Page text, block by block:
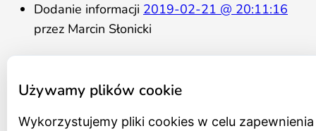
Dodanie informacji 2019-02-21 @ 20:11:16
przez Marcin Słonicki
Statut
Regulamin organizacyjny
Program działania na lata 2021 – 2026
Schemat organizacyjny
Używamy plików cookie
Wykorzystujemy pliki cookies w celu zapewnienia